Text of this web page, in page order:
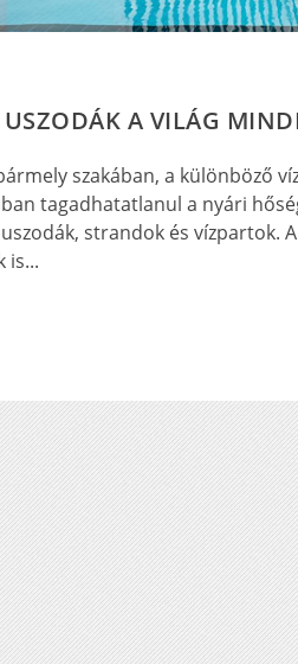
A VILÁG
szakában, a különböző
tagadhatatlanul a nyári
strandok és vízpartok.
is...